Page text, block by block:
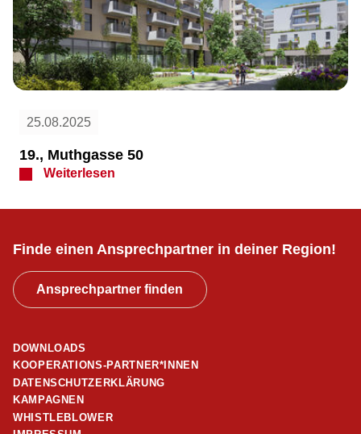
25.08.2025
19., Muthgasse 50
Weiterlesen
Finde einen Ansprechpartner in deiner Region!
Ansprechpartner finden
DOWNLOADS
KOOPERATIONS-PARTNER*INNEN
DATENSCHUTZERKLÄRUNG
KAMPAGNEN
WHISTLEBLOWER